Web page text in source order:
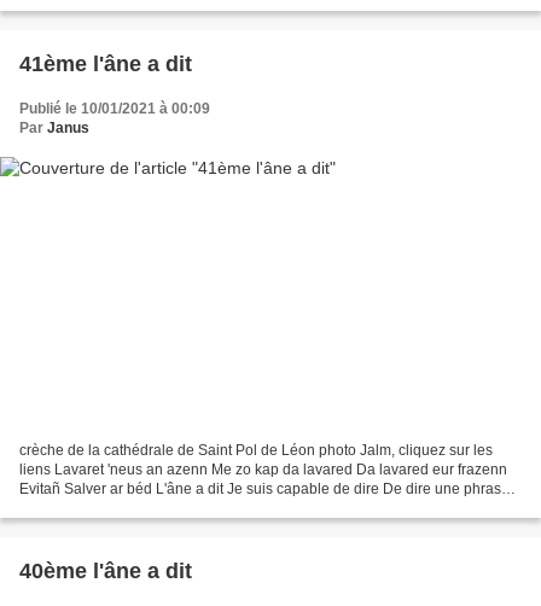
41ème l'âne a dit
Publié le 10/01/2021 à 00:09
Par Janus
crèche de la cathédrale de Saint Pol de Léon photo Jalm, cliquez sur les
liens Lavaret 'neus an azenn Me zo kap da lavared Da lavared eur frazenn
Evitañ Salver ar béd L'âne a dit Je suis capable de dire De dire une phrase
40ème l'âne a dit